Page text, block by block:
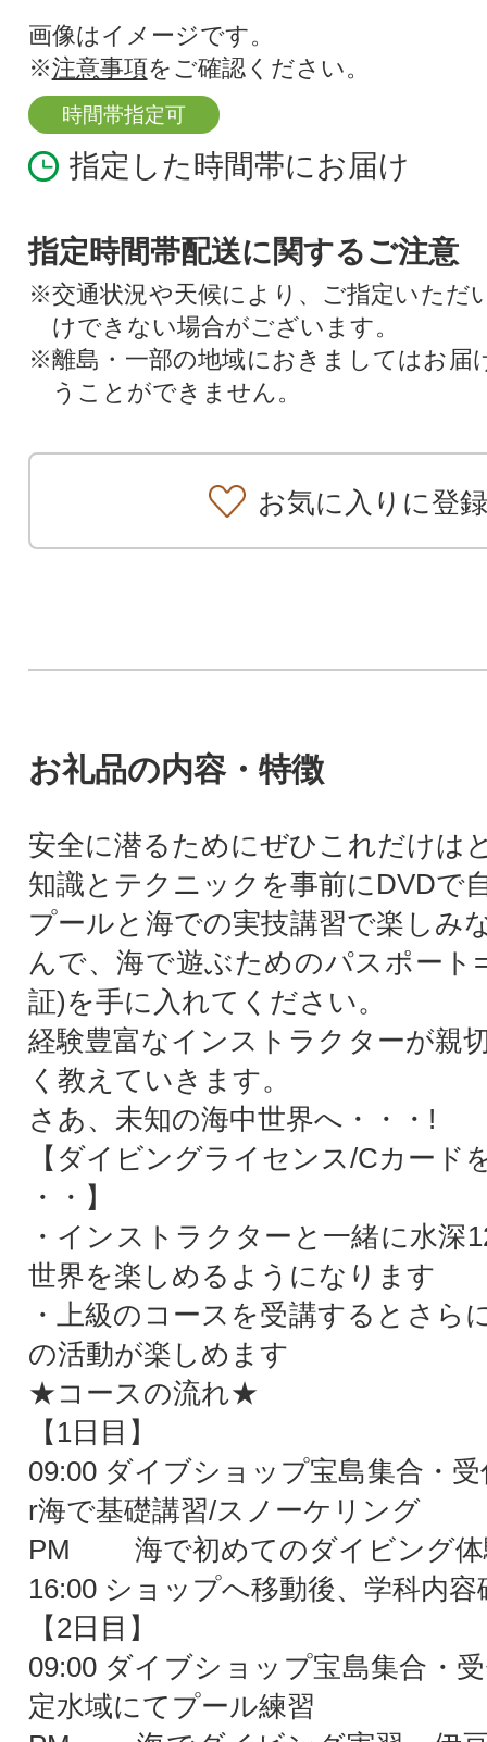
画像はイメージです。
※注意事項をご確認ください。
時間帯指定可
指定した時間帯にお届け
指定時間帯配送に関するご注意
※交通状況や天候により、ご指定いただ
けできない場合がございます。
※離島・一部の地域におきましてはお届
うことができません。
お気に入りに登録
お礼品の内容・特徴
安全に潜るためにぜひこれだけは
知識とテクニックを事前にDVDで
プールと海での実技講習で楽しみ
んで、海で遊ぶためのパスポート
証)を手に入れてください。
経験豊富なインストラクターが親
く教えていきます。
さあ、未知の海中世界へ・・・!
【ダイビングライセンス/Cカード
・・】
・インストラクターと一緒に水深
世界を楽しめるようになります
・上級のコースを受講するとさら
の活動が楽しめます
★コースの流れ★
【1日目】
09:00 ダイブショップ宝島集合・
r海で基礎講習/スノーケリング
PM 海で初めてのダイビング体
16:00 ショップへ移動後、学科内容
【2日目】
09:00 ダイブショップ宝島集合・
定水域にてプール練習